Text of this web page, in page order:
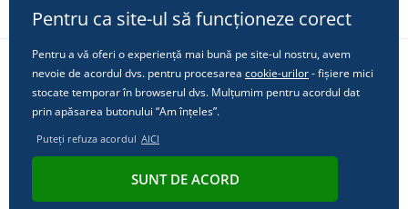
Urmărește-ne pe rețelele sociale
© 2011 - 2026, Dual Trade s.r.o. | Din punct de vedere tehnic oferă
Pentru ca site-ul să funcționeze corect
Pentru a vă oferi o experiență mai bună pe site-ul nostru, avem
nevoie de acordul dvs. pentru procesarea cookie-urilor- fișiere mici
stocate temporar în browserul dvs. Mulțumim pentru acordul dat
prin apăsarea butonului “Am înțeles”.
Puteți refuza acordul AICI
SUNT DE ACORD